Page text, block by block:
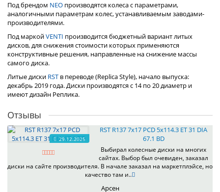
Под брендом NEO производятся колеса с параметрами,
аналогичными параметрам колес, устанавливаемым заводами-
производителями.
Под маркойVENTI производится бюджетный вариант литых
дисков, для снижения стоимости которых применяются
конструктивные решения, направленные на снижение массы
самого диска.
Литые диски RST в переводе (Replica Style), начало выпуска:
декабрь 2019 года. Диски производятся с 14 по 20 диаметр и
имеют дизайн Реплика.
Отзывы
29.12.2025
RST R137 7x17 PCD 5x114.3 ET 31 DIA
67.1 BD
Выбирал колесные диски на многих
сайтах. Выбор был очевиден, заказал
диски на сайте производителя. В начале заказал на маркетплэйсе, но
качество там и..
Арсен